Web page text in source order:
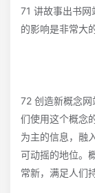
71 讲故事出书
的影响是非常大
72 创造新概念
们使用这个概念
为主的信息，融
可动摇的地位。
常新，满足人们